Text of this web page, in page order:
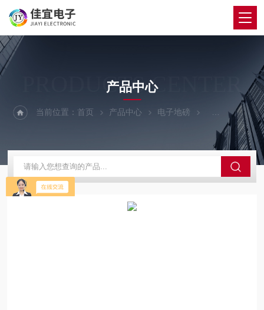
PRODUCTS CENTER
产品中心
当前位置：首页 产品中心 电子地磅 200吨地磅